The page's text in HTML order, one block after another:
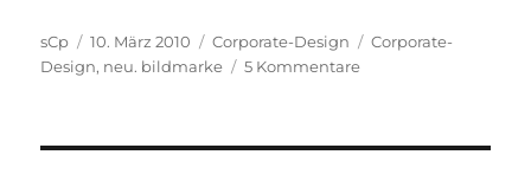
Autor
sCp
Veröffentlicht
am
10. März 2010 Kategorien
Corporate-Design Schlagwörter
Corporate-
Design, neu. bildmarke 5 Kommentarezu